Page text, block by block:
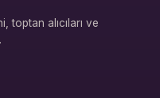
toptan alıcıları ve